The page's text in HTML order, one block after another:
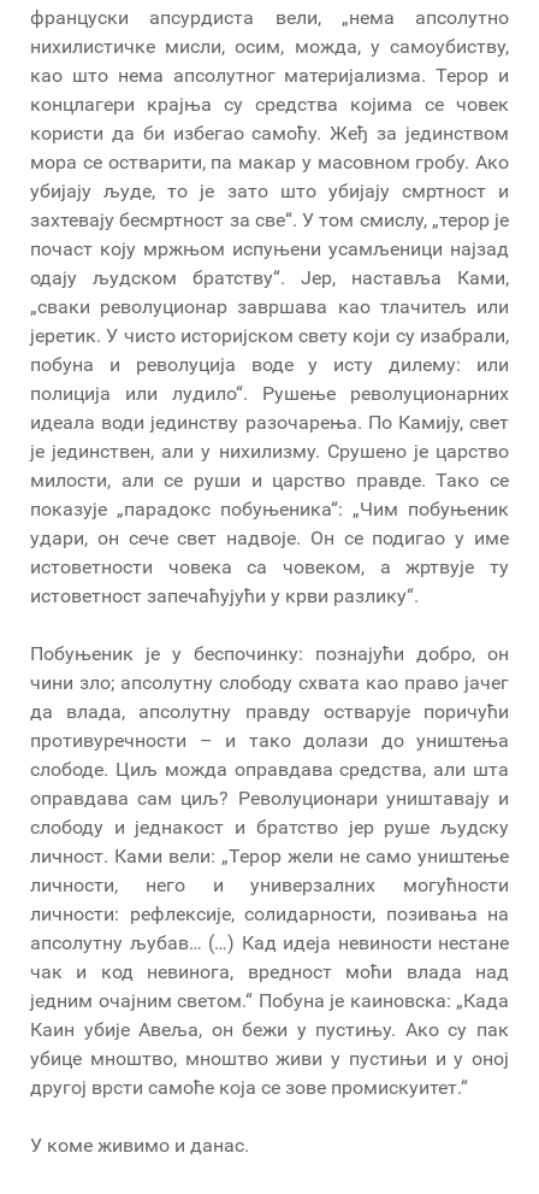
француски апсурдиста вели, „нема апсолутно
нихилистичке мисли, осим, можда, у самоубиству,
као што нема апсолутног материјализма. Терор и
концлагери крајња су средства којима се човек
користи да би избегао самоћу. Жеђ за јединством
мора се остварити, па макар у масовном гробу. Ако
убијају људе, то је зато што убијају смртност и
захтевају бесмртност за све“. У том смислу, „терор је
почаст коју мржњом испуњени усамљеници најзад
одају људском братству“. Јер, наставља Ками,
„сваки револуционар завршава као тлачитељ или
јеретик. У чисто историјском свету који су изабрали,
побуна и револуција воде у исту дилему: или
полиција или лудило“. Рушење револуционарних
идеала води јединству разочарења. По Камију, свет
је јединствен, али у нихилизму. Срушено је царство
милости, али се руши и царство правде. Тако се
показује „парадокс побуњеника“: „Чим побуњеник
удари, он сече свет надвоје. Он се подигао у име
истоветности човека са човеком, а жртвује ту
истоветност запечаћујући у крви разлику“.
Побуњеник је у беспочинку: познајући добро, он
чини зло; апсолутну слободу схвата као право јачег
да влада, апсолутну правду остварује поричући
противуречности – и тако долази до уништења
слободе. Циљ можда оправдава средства, али шта
оправдава сам циљ? Револуционари уништавају и
слободу и једнакост и братство јер руше људску
личност. Ками вели: „Терор жели не само уништење
личности, него и универзалних могућности
личности: рефлексије, солидарности, позивања на
апсолутну љубав… (…) Кад идеја невиности нестане
чак и код невинога, вредност моћи влада над
једним очајним светом.“ Побуна је каиновска: „Када
Каин убије Авеља, он бежи у пустињу. Ако су пак
убице мноштво, мноштво живи у пустињи и у оној
другој врсти самоће која се зове промискуитет.“
У коме живимо и данас.